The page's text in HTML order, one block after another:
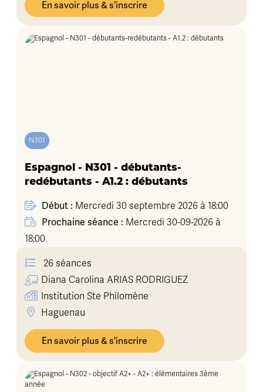
En savoir plus & s'inscrire
N301
Espagnol - N301 - débutants-
redébutants - A1.2 : débutants
Début : Mercredi 30 septembre 2026 à 18:00
Prochaine séance : Mercredi 30-09-2026 à
18:00
26 séances
Diana Carolina ARIAS RODRIGUEZ
Institution Ste Philomène
Haguenau
En savoir plus & s'inscrire